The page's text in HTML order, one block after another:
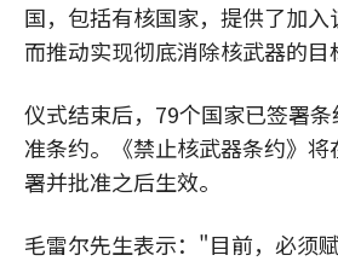
国，包括有核国家，提供了加入
而推动实现彻底消除核武器的目
仪式结束后，79个国家已签署
准条约。《禁止核武器条约》
署并批准之后生效。
毛雷尔先生表示："目前，必须